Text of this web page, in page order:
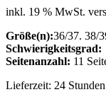
inkl. 19 % MwSt.
Größe(n):36/37. 38/
Schwierigkeitsgrad:
Seitenanzahl: 11
Lieferzeit: 24 Stunden